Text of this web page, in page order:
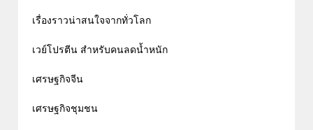
เรื่องราวน่าสนใจจากทั่วโลก
เวย์โปรตีน สำหรับคนลดน้ำหนัก
เศรษฐกิจจีน
เศรษฐกิจชุมชน